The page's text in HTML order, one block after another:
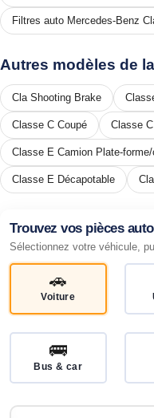
Filtres auto Mercedes-Benz
Autres modèles de
Cla Shooting Brake
Classe C Coupé Classe C
Classe E Camion Plate-
Classe E Décapotable
Trouvez vos pièces auto
Sélectionnez votre véhicule,
🚗
Voiture
🚌
Bus & car